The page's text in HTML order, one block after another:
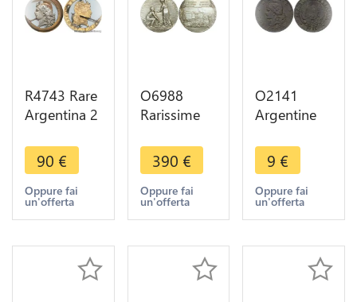
R4743 Rare
Argentina 2
1890 Artist
work
Liberty
Silvered ->
90 €
Oppure fai
un'offerta
O6988
Rarissime
Argentina
Ferrocarril
Rosario
Puerto
Gregoire
390 €
Oppure fai
un'offerta
O2141
Argentine
Centavos
1884 -
>Make
offer
9 €
Oppure fai
un'offerta